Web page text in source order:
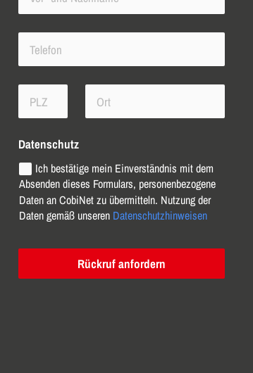
Datenschutz
Ich bestätige mein Einverständnis mit dem
Absenden dieses Formulars, personenbezogene
Daten an CobiNet zu übermitteln. Nutzung der
Daten gemäß unseren Datenschutzhinweisen
Rückruf anfordern